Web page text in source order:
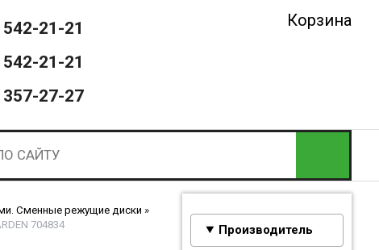
21-21
21-21
357-27-27
Корзина
Производитель
Сменные режущие диски »
704834